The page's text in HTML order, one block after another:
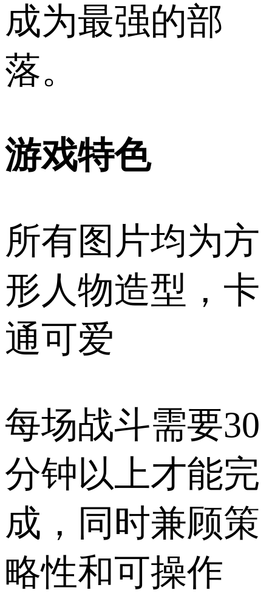
成为最强的部
落。
游戏特色
所有图片均为方
形人物造型，卡
通可爱
每场战斗需要30
分钟以上才能完
成，同时兼顾策
略性和可操作